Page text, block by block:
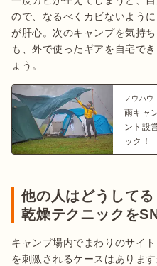
ので、なるべくカビないよう
が肝心。次のキャンプを気持
も、外で使ったギアを自宅で
ょう。
ノウハウ
雨キャ
ント設
ック！
他の人はどうして
乾燥テクニックを
キャンプ場内でまわりのサイ
を刺激されるケースはありま